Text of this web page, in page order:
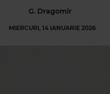
G. Dragomir
MIERCURI, 14 IANUARIE 2026